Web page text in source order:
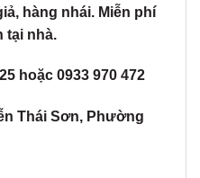
hàng nhái. Miễn phí
tại nhà.
hoặc 0933 970 472
Thái Sơn, Phường